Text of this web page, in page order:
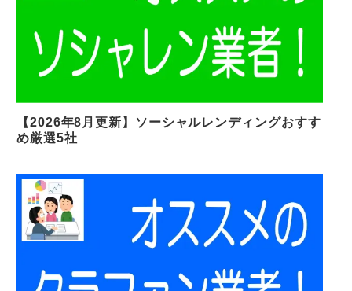
【2026年8月更新】ソーシャルレンディングおすす
め厳選5社